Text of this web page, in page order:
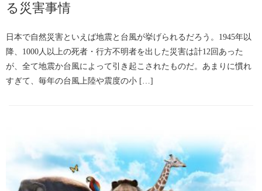
る災害事情
日本で自然災害といえば地震と台風が挙げられるだろう。1945年以
降、1000人以上の死者・行方不明者を出した災害は計12回あった
が、全て地震か台風によって引き起こされたものだ。あまりに慣れ
すぎて、毎年の台風上陸や震度の小 […]